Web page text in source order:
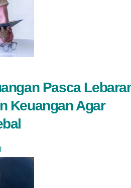
Pasca
Keuangan Agar